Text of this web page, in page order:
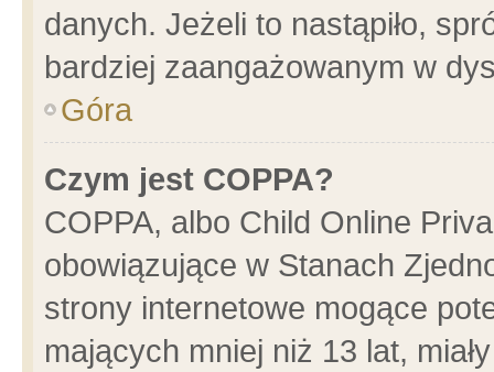
danych. Jeżeli to nastąpiło,
bardziej zaangażowanym w
Góra
Czym jest COPPA?
COPPA, albo Child Online
obowiązujące w Stanach
strony internetowe mogące
mających mniej niż 13 lat,